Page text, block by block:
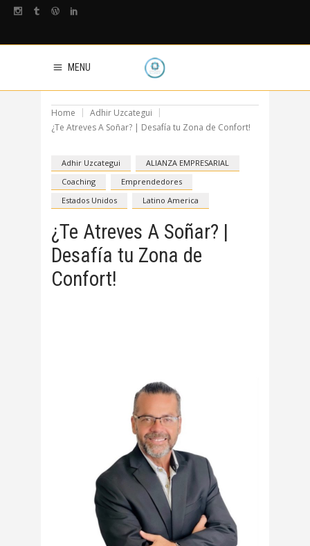
MENU
Home
Adhir Uzcategui
¿Te Atreves A Soñar? | Desafía tu Zona de Confort!
Adhir Uzcategui
ALIANZA EMPRESARIAL
Coaching
Emprendedores
Estados Unidos
Latino America
¿Te Atreves A Soñar? |
Desafía tu Zona de
Confort!